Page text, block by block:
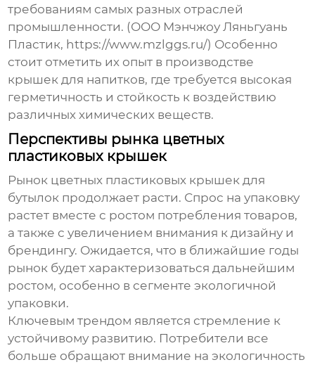
требованиям самых разных отраслей
промышленности. (ООО Мэнчжоу Ляньгуань
Пластик, https://www.mzlggs.ru/) Особенно
стоит отметить их опыт в производстве
крышек для напитков, где требуется высокая
герметичность и стойкость к воздействию
различных химических веществ.
Перспективы рынка цветных
пластиковых крышек
Рынок цветных пластиковых крышек для
бутылок продолжает расти. Спрос на упаковку
растет вместе с ростом потребления товаров,
а также с увеличением внимания к дизайну и
брендингу. Ожидается, что в ближайшие годы
рынок будет характеризоваться дальнейшим
ростом, особенно в сегменте экологичной
упаковки.
Ключевым трендом является стремление к
устойчивому развитию. Потребители все
больше обращают внимание на экологичность